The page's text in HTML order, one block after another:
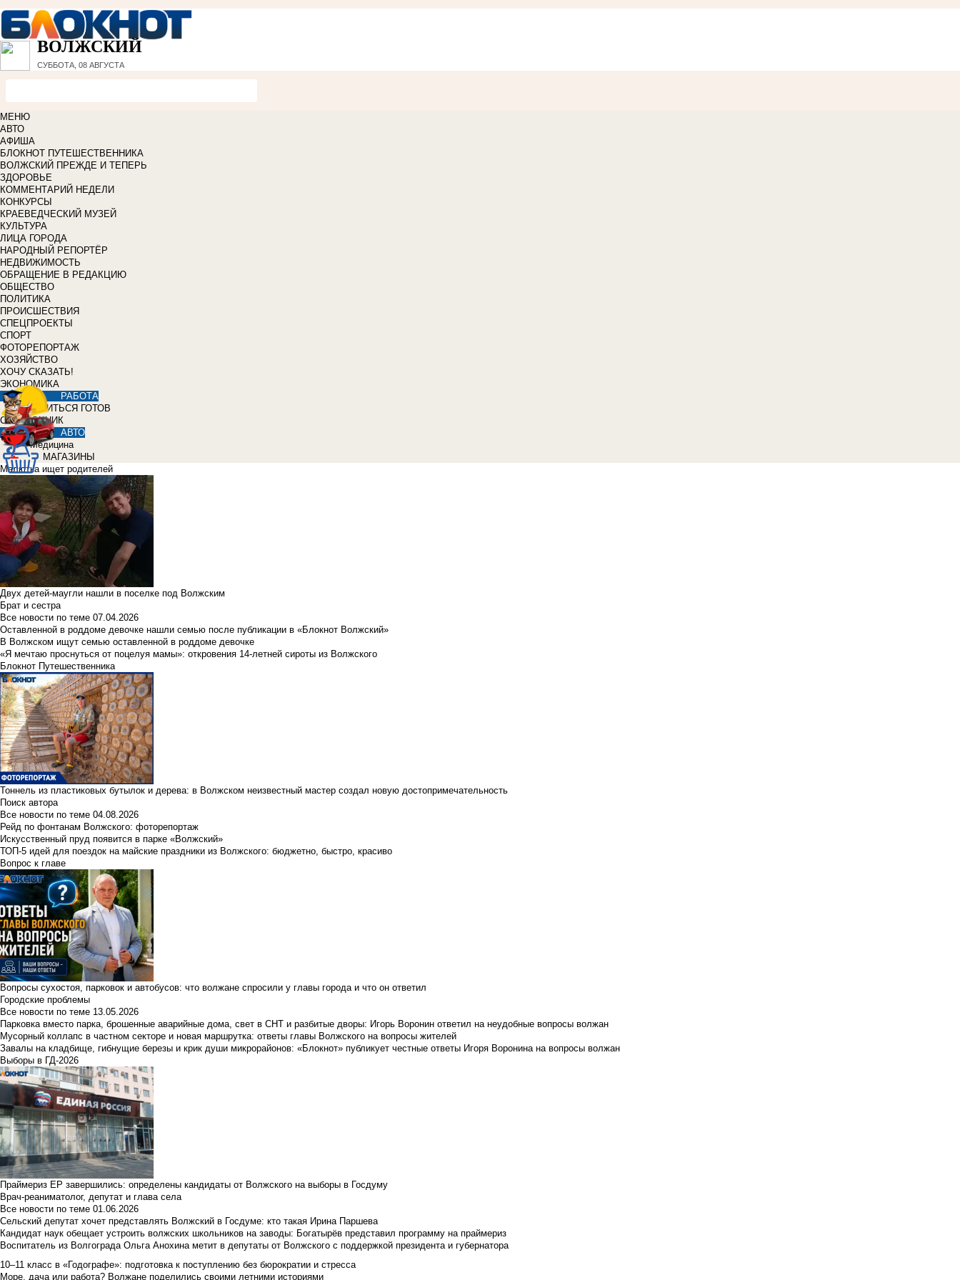
ВОЛЖСКИЙ
СУББОТА, 08 АВГУСТА
МЕНЮ
АВТО
АФИША
БЛОКНОТ ПУТЕШЕСТВЕННИКА
ВОЛЖСКИЙ ПРЕЖДЕ И ТЕПЕРЬ
ЗДОРОВЬЕ
КОММЕНТАРИЙ НЕДЕЛИ
КОНКУРСЫ
КРАЕВЕДЧЕСКИЙ МУЗЕЙ
КУЛЬТУРА
ЛИЦА ГОРОДА
НАРОДНЫЙ РЕПОРТЁР
НЕДВИЖИМОСТЬ
ОБРАЩЕНИЕ В РЕДАКЦИЮ
ОБЩЕСТВО
ПОЛИТИКА
ПРОИСШЕСТВИЯ
СПЕЦПРОЕКТЫ
СПОРТ
ФОТОРЕПОРТАЖ
ХОЗЯЙСТВО
ХОЧУ СКАЗАТЬ!
ЭКОНОМИКА
РАБОТА
УЧИТЬСЯ ГОТОВ
СПРАВОЧНИК
АВТО
Медицина
МАГАЗИНЫ
Малютка ищет родителей
Двух детей-маугли нашли в поселке под Волжским
Брат и сестра
Все новости по теме 07.04.2026
Оставленной в роддоме девочке нашли семью после публикации в «Блокнот Волжский»
В Волжском ищут семью оставленной в роддоме девочке
«Я мечтаю проснуться от поцелуя мамы»: откровения 14-летней сироты из Волжского
Блокнот Путешественника
Тоннель из пластиковых бутылок и дерева: в Волжском неизвестный мастер создал новую достопримечательность
Поиск автора
Все новости по теме 04.08.2026
Рейд по фонтанам Волжского: фоторепортаж
Искусственный пруд появится в парке «Волжский»
ТОП-5 идей для поездок на майские праздники из Волжского: бюджетно, быстро, красиво
Вопрос к главе
Вопросы сухостоя, парковок и автобусов: что волжане спросили у главы города и что он ответил
Городские проблемы
Все новости по теме 13.05.2026
Парковка вместо парка, брошенные аварийные дома, свет в СНТ и разбитые дворы: Игорь Воронин ответил на неудобные вопросы волжан
Мусорный коллапс в частном секторе и новая маршрутка: ответы главы Волжского на вопросы жителей
Завалы на кладбище, гибнущие березы и крик души микрорайонов: «Блокнот» публикует честные ответы Игоря Воронина на вопросы волжан
Выборы в ГД-2026
Праймериз ЕР завершились: определены кандидаты от Волжского на выборы в Госдуму
Врач-реаниматолог, депутат и глава села
Все новости по теме 01.06.2026
Сельский депутат хочет представлять Волжский в Госдуме: кто такая Ирина Паршева
Кандидат наук обещает устроить волжских школьников на заводы: Богатырёв представил программу на праймериз
Воспитатель из Волгограда Ольга Анохина метит в депутаты от Волжского с поддержкой президента и губернатора
10–11 класс в «Годографе»: подготовка к поступлению без бюрократии и стресса
Море, дача или работа? Волжане поделились своими летними историями